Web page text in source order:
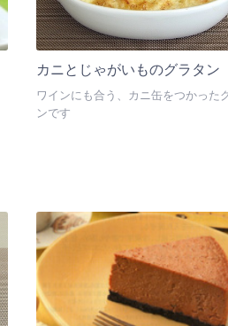
カニとじゃがいものグラタン
ワインにも合う、カニ缶をつかった
ンです